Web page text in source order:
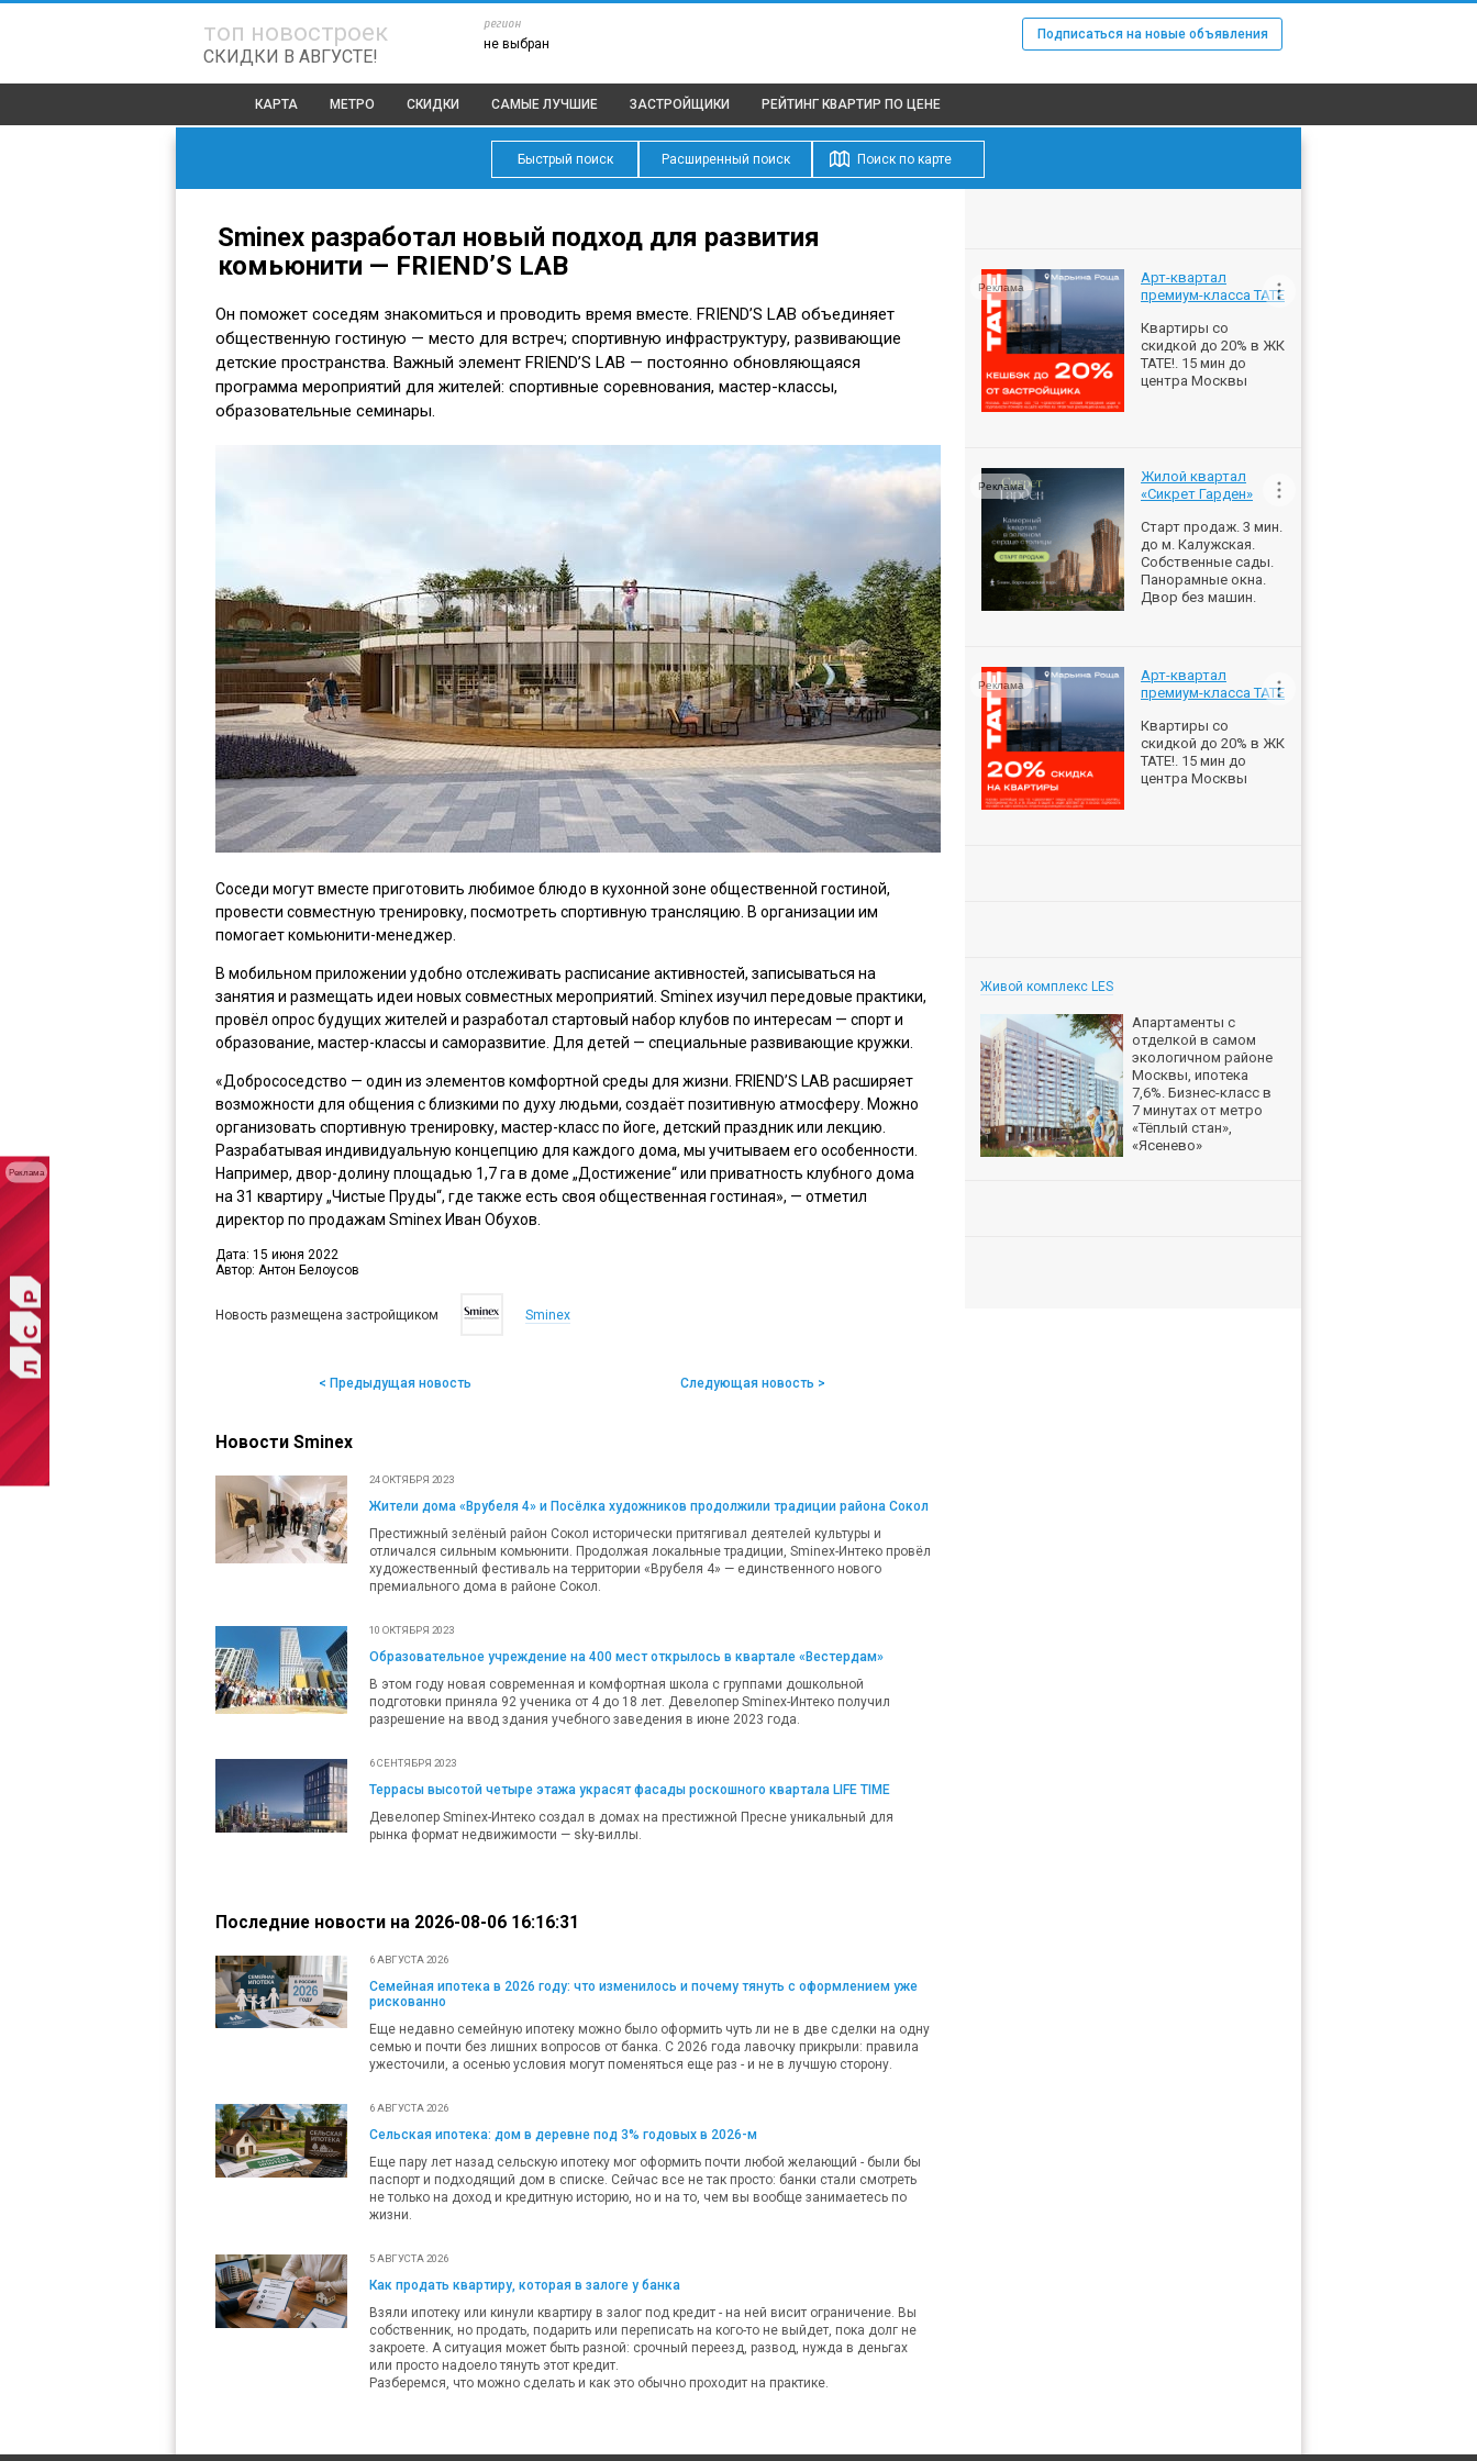
топ новостроек
СКИДКИ В АВГУСТЕ!
регион
не выбран
Подписаться на новые объявления
КАРТА МЕТРО СКИДКИ САМЫЕ ЛУЧШИЕ ЗАСТРОЙЩИКИ РЕЙТИНГ КВАРТИР ПО ЦЕНЕ
Быстрый поиск Расширенный поиск Поиск по карте
Sminex разработал новый подход для развития
комьюнити — FRIEND’S LAB
Он поможет соседям знакомиться и проводить время вместе. FRIEND’S LAB объединяет
общественную гостиную — место для встреч; спортивную инфраструктуру, развивающие
детские пространства. Важный элемент FRIEND’S LAB — постоянно обновляющаяся
программа мероприятий для жителей: спортивные соревнования, мастер-классы,
образовательные семинары.
Соседи могут вместе приготовить любимое блюдо в кухонной зоне общественной гостиной,
провести совместную тренировку, посмотреть спортивную трансляцию. В организации им
помогает комьюнити-менеджер.
В мобильном приложении удобно отслеживать расписание активностей, записываться на
занятия и размещать идеи новых совместных мероприятий. Sminex изучил передовые практики,
провёл опрос будущих жителей и разработал стартовый набор клубов по интересам — спорт и
образование, мастер-классы и саморазвитие. Для детей — специальные развивающие кружки.
«Добрососедство — один из элементов комфортной среды для жизни. FRIEND’S LAB расширяет
возможности для общения с близкими по духу людьми, создаёт позитивную атмосферу. Можно
организовать спортивную тренировку, мастер-класс по йоге, детский праздник или лекцию.
Разрабатывая индивидуальную концепцию для каждого дома, мы учитываем его особенности.
Например, двор-долину площадью 1,7 га в доме „Достижение“ или приватность клубного дома
на 31 квартиру „Чистые Пруды“, где также есть своя общественная гостиная», — отметил
директор по продажам Sminex Иван Обухов.
Дата: 15 июня 2022
Автор: Антон Белоусов
Новость размещена застройщиком Sminex
< Предыдущая новость Следующая новость >
Новости Sminex
24 ОКТЯБРЯ 2023
Жители дома «Врубеля 4» и Посёлка художников продолжили традиции района Сокол
Престижный зелёный район Сокол исторически притягивал деятелей культуры и
отличался сильным комьюнити. Продолжая локальные традиции, Sminex-Интеко провёл
художественный фестиваль на территории «Врубеля 4» — единственного нового
премиального дома в районе Сокол.
10 ОКТЯБРЯ 2023
Образовательное учреждение на 400 мест открылось в квартале «Вестердам»
В этом году новая современная и комфортная школа с группами дошкольной
подготовки приняла 92 ученика от 4 до 18 лет. Девелопер Sminex-Интеко получил
разрешение на ввод здания учебного заведения в июне 2023 года.
6 СЕНТЯБРЯ 2023
Террасы высотой четыре этажа украсят фасады роскошного квартала LIFE TIME
Девелопер Sminex-Интеко создал в домах на престижной Пресне уникальный для
рынка формат недвижимости — sky-виллы.
Последние новости на 2026-08-06 16:16:31
6 АВГУСТА 2026
Семейная ипотека в 2026 году: что изменилось и почему тянуть с оформлением уже
рискованно
Еще недавно семейную ипотеку можно было оформить чуть ли не в две сделки на одну
семью и почти без лишних вопросов от банка. С 2026 года лавочку прикрыли: правила
ужесточили, а осенью условия могут поменяться еще раз - и не в лучшую сторону.
6 АВГУСТА 2026
Сельская ипотека: дом в деревне под 3% годовых в 2026-м
Еще пару лет назад сельскую ипотеку мог оформить почти любой желающий - были бы
паспорт и подходящий дом в списке. Сейчас все не так просто: банки стали смотреть
не только на доход и кредитную историю, но и на то, чем вы вообще занимаетесь по
жизни.
5 АВГУСТА 2026
Как продать квартиру, которая в залоге у банка
Взяли ипотеку или кинули квартиру в залог под кредит - на ней висит ограничение. Вы
собственник, но продать, подарить или переписать на кого-то не выйдет, пока долг не
закроете. А ситуация может быть разной: срочный переезд, развод, нужда в деньгах
или просто надоело тянуть этот кредит.
Разберемся, что можно сделать и как это обычно проходит на практике.
Реклама
Арт-квартал
премиум-класса ТАТЕ
Квартиры со
скидкой до 20% в ЖК
ТАТЕ!. 15 мин до
центра Москвы
Реклама
Жилой квартал
«Сикрет Гарден»
Старт продаж. 3 мин.
до м. Калужская.
Собственные сады.
Панорамные окна.
Двор без машин.
Реклама
Арт-квартал
премиум-класса ТАТЕ
Квартиры со
скидкой до 20% в ЖК
ТАТЕ!. 15 мин до
центра Москвы
Реклама
Живой комплекс LES
Апартаменты с
отделкой в самом
экологичном районе
Москвы, ипотека
7,6%. Бизнес-класс в
7 минутах от метро
«Тёплый стан»,
«Ясенево»